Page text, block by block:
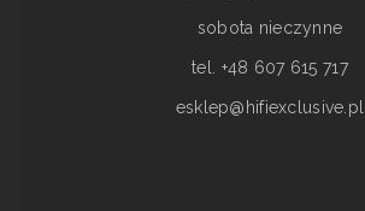
sobota nieczynne
tel. +48 607 615 717
esklep@hifiexclusive.pl